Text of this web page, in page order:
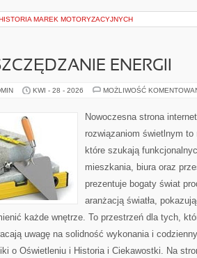
MAREK MOTORYZACYJNYCH
ENERGII
KWI - 28 - 2026 MOŻLIWOŚĆ
Nowoczesna strona
rozwiązaniom świetlnym
które szukają
mieszkania, biura oraz
prezentuje bogaty świat
aranżacją światła,
każde wnętrze. To przestrzeń dla tych,
uwagę na solidność wykonania i
o Oświetleniu i Historia i Ciekawostki. Na